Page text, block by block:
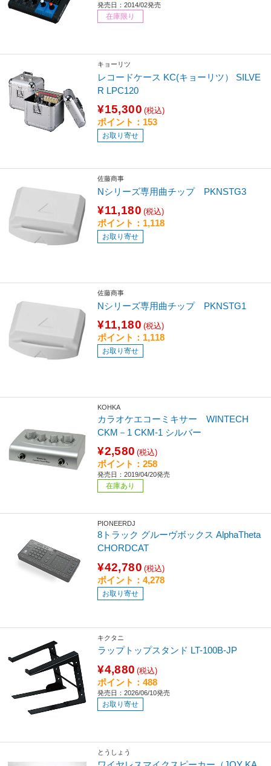
発売日：2014/02発売
在庫限り
キョーリツ
レコードケース KC(キョーリツ） SILVE
R LPC120
¥15,300 (税込)
ポイント：153
お取り寄せ
佐藤商事
Nシリーズ専用曲チップ PKNSTG3
¥11,180 (税込)
ポイント：1,118
お取り寄せ
佐藤商事
Nシリーズ専用曲チップ PKNSTG1
¥11,180 (税込)
ポイント：1,118
お取り寄せ
KOHKA
カラオケエコーミキサー WINTECH
CKM－1 CKM-1 シルバー
¥2,580 (税込)
ポイント：258
発売日：2019/04/20発売
在庫あり
PIONEERDJ
8トラック グルーヴボックス AlphaTheta
CHORDCAT
¥42,780 (税込)
ポイント：4,278
お取り寄せ
キクタニ
ラップトップスタンド LT-100B-JP
¥4,880 (税込)
ポイント：488
発売日：2026/06/10発売
お取り寄せ
とうしょう